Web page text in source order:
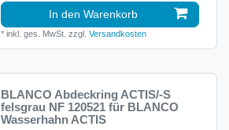
In den Warenkorb
*inkl. ges. MwSt. zzgl.Versandkosten
BLANCO Abdeckring ACTIS/-S
felsgrau NF 120521 für BLANCO
Wasserhahn ACTIS